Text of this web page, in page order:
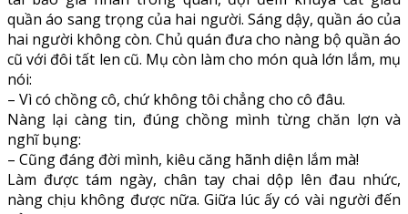
quần áo sang trọng của hai người. Sáng dậy, quần áo của
hai người không còn. Chủ quán đưa cho nàng bộ quần áo
cũ với đôi tất len cũ. Mụ còn làm cho món quà lớn lắm, mụ
nói:
– Vì có chồng cô, chứ không tôi chẳng cho cô đâu.
Nàng lại càng tin, đúng chồng mình từng chăn lợn và
nghĩ bụng:
– Cũng đáng đời mình, kiêu căng hãnh diện lắm mà!
Làm được tám ngày, chân tay chai dộp lên đau nhức,
nàng chịu không được nữa. Giữa lúc ấy có vài người đến